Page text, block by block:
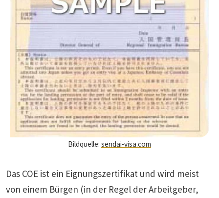
Bildquelle: sendai-visa.com
Das COE ist ein Eignungszertifikat und wird meist
von einem Bürgen (in der Regel der Arbeitgeber,